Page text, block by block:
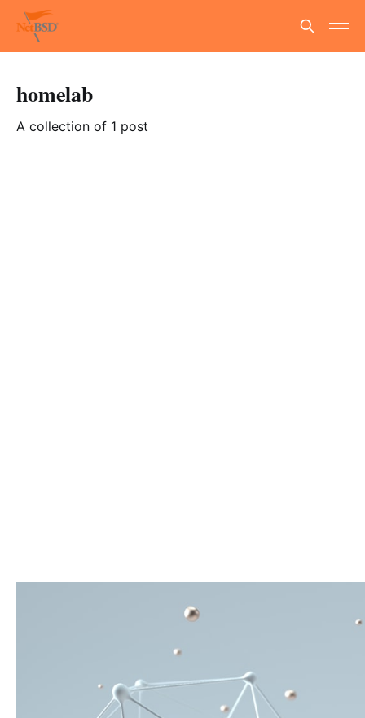
homelab
A collection of 1 post